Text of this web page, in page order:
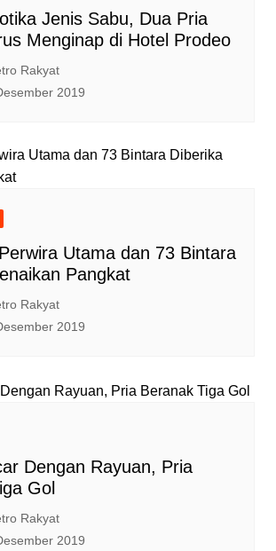
Jenis Sabu, Dua Pria
Menginap di Hotel Prodeo
Rakyat
2019
Utama dan 73 Bintara
Pangkat
Rakyat
2019
Dengan Rayuan, Pria
Gol
Rakyat
2019